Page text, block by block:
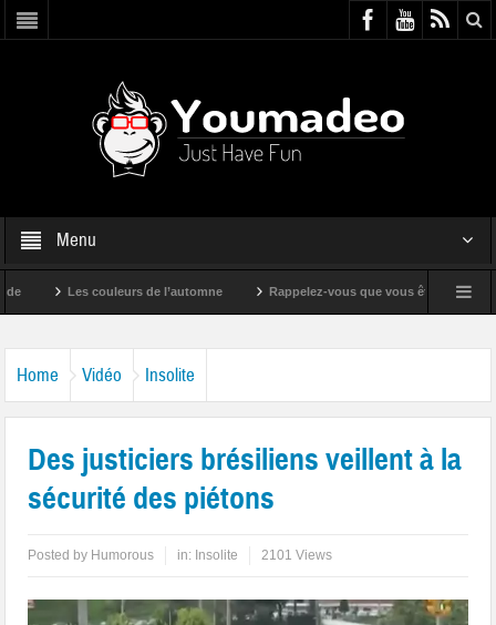
Menu
Les couleurs de l’automne Rappelez-vous que vous êtes super !
Home Vidéo Insolite
Des justiciers brésiliens veillent à la
sécurité des piétons
Posted by Humorous in: Insolite 2101 Views
Lecteur